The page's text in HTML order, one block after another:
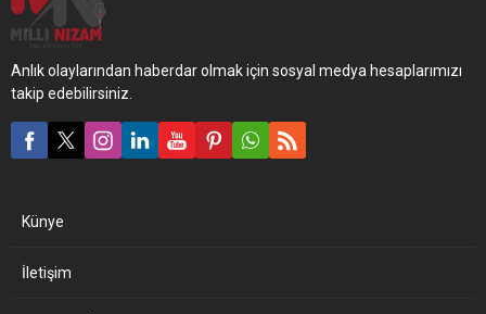
Anlık olaylarından haberdar olmak için sosyal medya hesaplarımızı
takip edebilirsiniz.
Künye
İletişim